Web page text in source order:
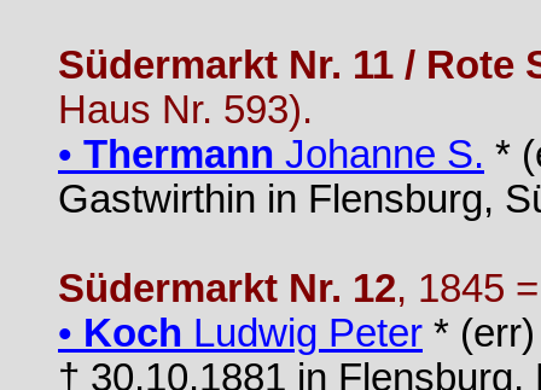
Südermarkt Nr. 11 / Rote
Haus Nr. 593).
• Thermann Johanne S. *
Gastwirthin in Flensburg,
Südermarkt Nr. 12, 1845
• Koch Ludwig Peter *
† 30.10.1881 in